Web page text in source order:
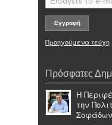
Προηγούμενα τεύχη
Πρόσφατες
Η
την